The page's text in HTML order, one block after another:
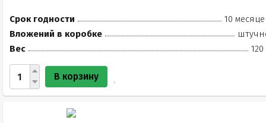
Срок годности
10
Вложений в коробке
Вес
120
В корзину